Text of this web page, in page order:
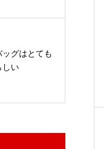
ッグはとても
しい